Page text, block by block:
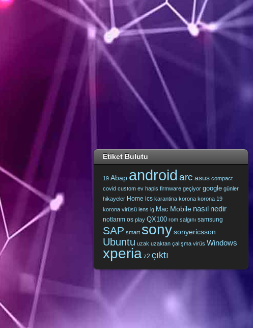
Etiket Bulutu
19 Abap androidarc asus compact
covid custom ev hapis firmware geçiyor google günler
hikayeler Home ics karantina korona korona 19
korona virüsü lens lg Mac Mobile nasıl nedir
notlarım os play QX100 rom salgını samsung
SAP smart sonysonyericsson
Ubuntu uzak uzaktan çalışma virüs Windows
xperia z2 çıktı